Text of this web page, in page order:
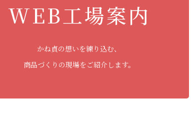
WEB工場案内
かね貞の想いを練り込む、
商品づくりの現場をご紹介します。